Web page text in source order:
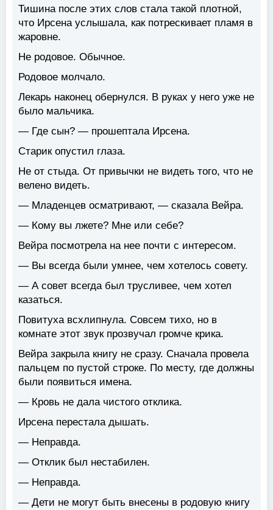
Тишина после этих слов стала такой плотной,
что Ирсена услышала, как потрескивает пламя в
жаровне.
Не родовое. Обычное.
Родовое молчало.
Лекарь наконец обернулся. В руках у него уже не
было мальчика.
— Где сын? — прошептала Ирсена.
Старик опустил глаза.
Не от стыда. От привычки не видеть того, что не
велено видеть.
— Младенцев осматривают, — сказала Вейра.
— Кому вы лжете? Мне или себе?
Вейра посмотрела на нее почти с интересом.
— Вы всегда были умнее, чем хотелось совету.
— А совет всегда был трусливее, чем хотел
казаться.
Повитуха всхлипнула. Совсем тихо, но в
комнате этот звук прозвучал громче крика.
Вейра закрыла книгу не сразу. Сначала провела
пальцем по пустой строке. По месту, где должны
были появиться имена.
— Кровь не дала чистого отклика.
Ирсена перестала дышать.
— Неправда.
— Отклик был нестабилен.
— Неправда.
— Дети не могут быть внесены в родовую книгу